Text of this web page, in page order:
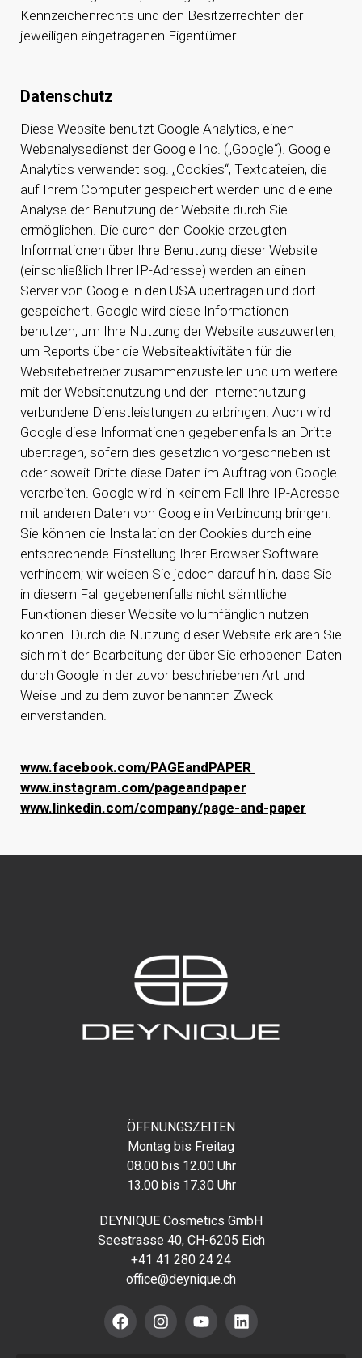
Kennzeichenrechts und den Besitzerrechten der
jeweiligen eingetragenen Eigentümer.
Datenschutz
Diese Website benutzt Google Analytics, einen
Webanalysedienst der Google Inc. („Google“). Google
Analytics verwendet sog. „Cookies“, Textdateien, die
auf Ihrem Computer gespeichert werden und die eine
Analyse der Benutzung der Website durch Sie
ermöglichen. Die durch den Cookie erzeugten
Informationen über Ihre Benutzung dieser Website
(einschließlich Ihrer IP-Adresse) werden an einen
Server von Google in den USA übertragen und dort
gespeichert. Google wird diese Informationen
benutzen, um Ihre Nutzung der Website auszuwerten,
um Reports über die Websiteaktivitäten für die
Websitebetreiber zusammenzustellen und um weitere
mit der Websitenutzung und der Internetnutzung
verbundene Dienstleistungen zu erbringen. Auch wird
Google diese Informationen gegebenenfalls an Dritte
übertragen, sofern dies gesetzlich vorgeschrieben ist
oder soweit Dritte diese Daten im Auftrag von Google
verarbeiten. Google wird in keinem Fall Ihre IP-Adresse
mit anderen Daten von Google in Verbindung bringen.
Sie können die Installation der Cookies durch eine
entsprechende Einstellung Ihrer Browser Software
verhindern; wir weisen Sie jedoch darauf hin, dass Sie
in diesem Fall gegebenenfalls nicht sämtliche
Funktionen dieser Website vollumfänglich nutzen
können. Durch die Nutzung dieser Website erklären Sie
sich mit der Bearbeitung der über Sie erhobenen Daten
durch Google in der zuvor beschriebenen Art und
Weise und zu dem zuvor benannten Zweck
einverstanden.
www.facebook.com/PAGEandPAPER
www.instagram.com/pageandpaper
www.linkedin.com/company/page-and-paper
ÖFFNUNGSZEITEN
Montag bis Freitag
08.00 bis 12.00 Uhr
13.00 bis 17.30 Uhr
DEYNIQUE Cosmetics GmbH
Seestrasse 40, CH-6205 Eich
+41 41 280 24 24
office@deynique.ch